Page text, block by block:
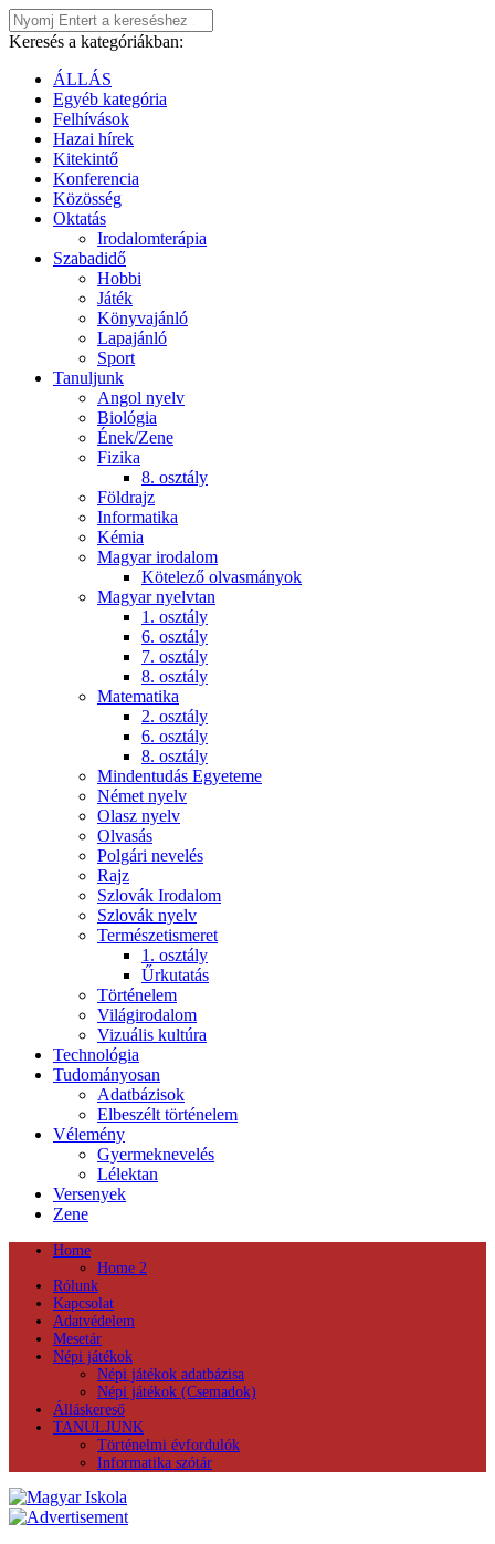
Keresés a kategóriákban:
ÁLLÁS
Egyéb kategória
Felhívások
Hazai hírek
Kitekintő
Konferencia
Közösség
Oktatás
Irodalomterápia
Szabadidő
Hobbi
Játék
Könyvajánló
Lapajánló
Sport
Tanuljunk
Angol nyelv
Biológia
Ének/Zene
Fizika
8. osztály
Földrajz
Informatika
Kémia
Magyar irodalom
Kötelező olvasmányok
Magyar nyelvtan
1. osztály
6. osztály
7. osztály
8. osztály
Matematika
2. osztály
6. osztály
8. osztály
Mindentudás Egyeteme
Német nyelv
Olasz nyelv
Olvasás
Polgári nevelés
Rajz
Szlovák Irodalom
Szlovák nyelv
Természetismeret
1. osztály
Űrkutatás
Történelem
Világirodalom
Vizuális kultúra
Technológia
Tudományosan
Adatbázisok
Elbeszélt történelem
Vélemény
Gyermeknevelés
Lélektan
Versenyek
Zene
Home
Home 2
Rólunk
Kapcsolat
Adatvédelem
Mesetár
Népi játékok
Népi játékok adatbázisa
Népi játékok (Csemadok)
Álláskereső
TANULJUNK
Történelmi évfordulók
Informatika szótár